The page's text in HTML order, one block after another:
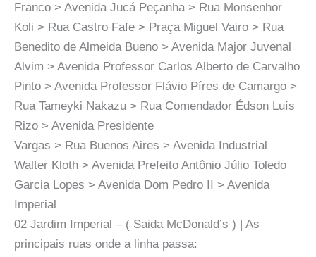
Franco > Avenida Jucá Peçanha > Rua Monsenhor
Koli > Rua Castro Fafe > Praça Miguel Vairo > Rua
Benedito de Almeida Bueno > Avenida Major Juvenal
Alvim > Avenida Professor Carlos Alberto de Carvalho
Pinto > Avenida Professor Flávio Píres de Camargo >
Rua Tameyki Nakazu > Rua Comendador Édson Luís
Rizo > Avenida Presidente
Vargas > Rua Buenos Aires > Avenida Industrial
Walter Kloth > Avenida Prefeito Antônio Júlio Toledo
Garcia Lopes > Avenida Dom Pedro II > Avenida
Imperial
02 Jardim Imperial – ( Saida McDonald’s ) | As
principais ruas onde a linha passa: